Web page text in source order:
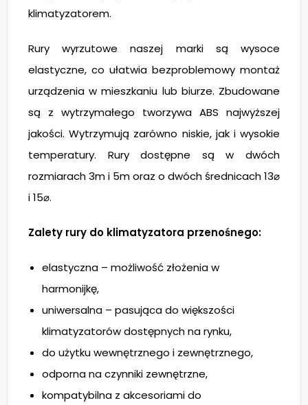
klimatyzatorem.
Rury wyrzutowe naszej marki są wysoce
elastyczne, co ułatwia bezproblemowy montaż
urządzenia w mieszkaniu lub biurze. Zbudowane
są z wytrzymałego tworzywa ABS najwyższej
jakości. Wytrzymują zarówno niskie, jak i wysokie
temperatury. Rury dostępne są w dwóch
rozmiarach 3m i 5m oraz o dwóch średnicach 13⌀
i 15⌀.
Zalety rury do klimatyzatora przenośnego:
elastyczna – możliwość złożenia w
harmonijkę,
uniwersalna – pasująca do większości
klimatyzatorów dostępnych na rynku,
do użytku wewnętrznego i zewnętrznego,
odporna na czynniki zewnętrzne,
kompatybilna z akcesoriami do